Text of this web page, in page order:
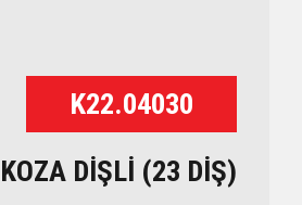
K22.04030
KOZA DİŞLİ (23 DİŞ)